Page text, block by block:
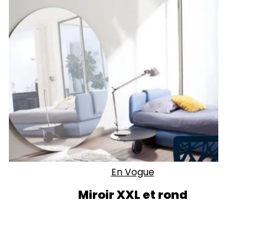
En Vogue
Miroir XXL et rond